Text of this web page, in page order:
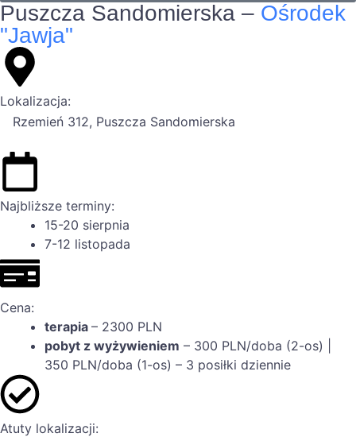
Puszcza Sandomierska – Ośrodek
"Jawja"
Lokalizacja:
Rzemień 312, Puszcza Sandomierska
Najbliższe terminy:
15-20 sierpnia
7-12 listopada
Cena:
terapia – 2300 PLN
pobyt z wyżywieniem – 300 PLN/doba (2-os) |
350 PLN/doba (1-os) – 3 posiłki dziennie
Atuty lokalizacji: